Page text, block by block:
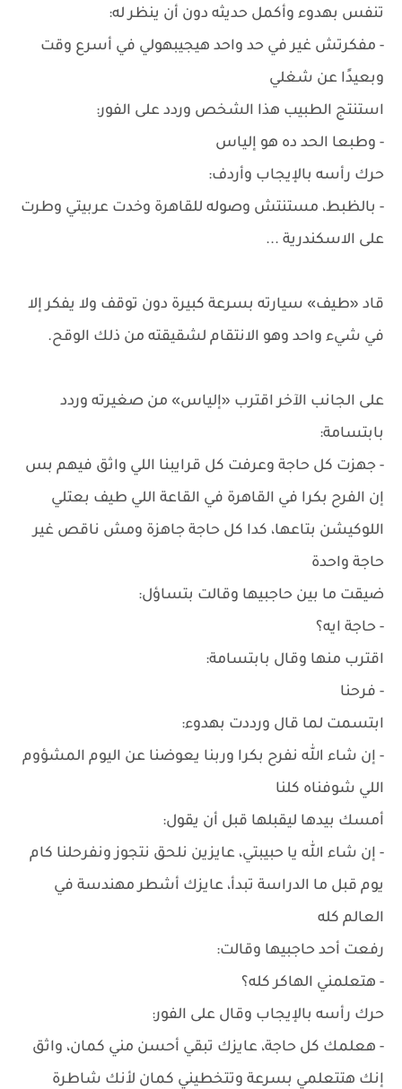
تنفس بهدوء وأكمل حديثه دون أن ينظر له:
- مفكرتش غير في حد واحد هيجيبهولي في أسرع وقت
وبعيدًا عن شغلي
استنتج الطبيب هذا الشخص وردد على الفور:
- وطبعا الحد ده هو إلياس
حرك رأسه بالإيجاب وأردف:
- بالظبط، مستنتش وصوله للقاهرة وخدت عربيتي وطرت
على الاسكندرية ...
قاد «طيف» سيارته بسرعة كبيرة دون توقف ولا يفكر إلا
في شيء واحد وهو الانتقام لشقيقته من ذلك الوقح.
على الجانب الآخر اقترب «إلياس» من صغيرته وردد
بابتسامة:
- جهزت كل حاجة وعرفت كل قرايبنا اللي واثق فيهم بس
إن الفرح بكرا في القاهرة في القاعة اللي طيف بعتلي
اللوكيشن بتاعها، كدا كل حاجة جاهزة ومش ناقص غير
حاجة واحدة
ضيقت ما بين حاجبيها وقالت بتساؤل:
- حاجة ايه؟
اقترب منها وقال بابتسامة:
- فرحنا
ابتسمت لما قال ورددت بهدوء:
- إن شاء الله نفرح بكرا وربنا يعوضنا عن اليوم المشؤوم
اللي شوفناه كلنا
أمسك بيدها ليقبلها قبل أن يقول:
- إن شاء الله يا حبيبتي، عايزين نلحق نتجوز ونفرحلنا كام
يوم قبل ما الدراسة تبدأ، عايزك أشطر مهندسة في
العالم كله
رفعت أحد حاجبيها وقالت:
- هتعلمني الهاكر كله؟
حرك رأسه بالإيجاب وقال على الفور:
- هعلمك كل حاجة، عايزك تبقي أحسن مني كمان، واثق
إنك هتتعلمي بسرعة وتتخطيني كمان لأنك شاطرة